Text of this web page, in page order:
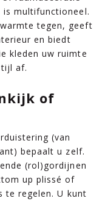
is multifunctioneel.
tegen, geeft
en biedt
kleden uw ruimte
af.
of
(van
bepaalt u zelf.
(rol)gordijnen
up plissé of
te regelen. U kunt